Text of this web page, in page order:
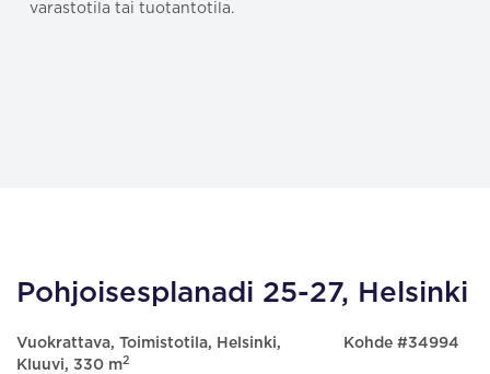
varastotila tai tuotantotila.
Pohjoisesplanadi 25-27, Helsinki
Vuokrattava, Toimistotila, Helsinki,
Kluuvi, 330 m2
Kohde #34994